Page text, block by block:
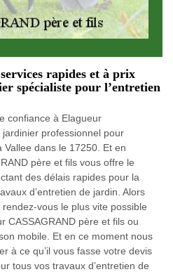
rapides et à prix
spécialiste pour l’entretien
confiance à Elagueur
professionnel pour
Vallee dans le 17250. Et en
père et fils vous offre le
des délais rapides pour la
d’entretien de jardin. Alors
vous le plus vite possible
CASSAGRAND père et fils ou
mobile. Et en ce moment nous
à ce qu’il vous fasse votre devis
tous vos travaux d’entretien de